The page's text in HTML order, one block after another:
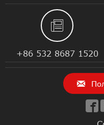

+86 532 8687 1520

